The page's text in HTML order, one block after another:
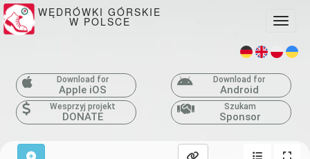
WĘDRÓWKI GÓRSKIE
W POLSCE
Download for
Apple iOS
Download for
Android
Wesprzyj projekt
DONATE
Szukam
Sponsor